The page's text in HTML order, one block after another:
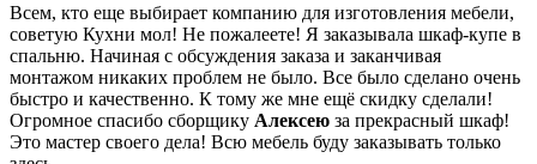
Всем, кто еще выбирает компанию для изготовления мебели,
советую Кухни мол! Не пожалеете! Я заказывала шкаф-купе в
спальню. Начиная с обсуждения заказа и заканчивая
монтажом никаких проблем не было. Все было сделано очень
быстро и качественно. К тому же мне ещё скидку сделали!
Огромное спасибо сборщику Алексею за прекрасный шкаф!
Это мастер своего дела! Всю мебель буду заказывать только